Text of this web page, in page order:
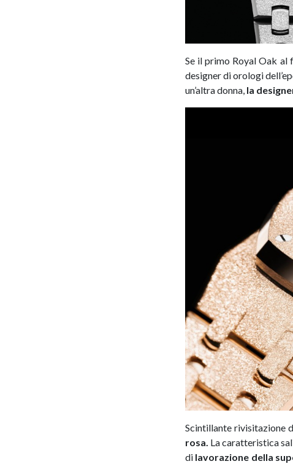
Se il primo Royal Oak al
designer di orologi
un’altra donna, la
Scintillante rivisitazione
rosa. La caratteristica
di lavorazione della